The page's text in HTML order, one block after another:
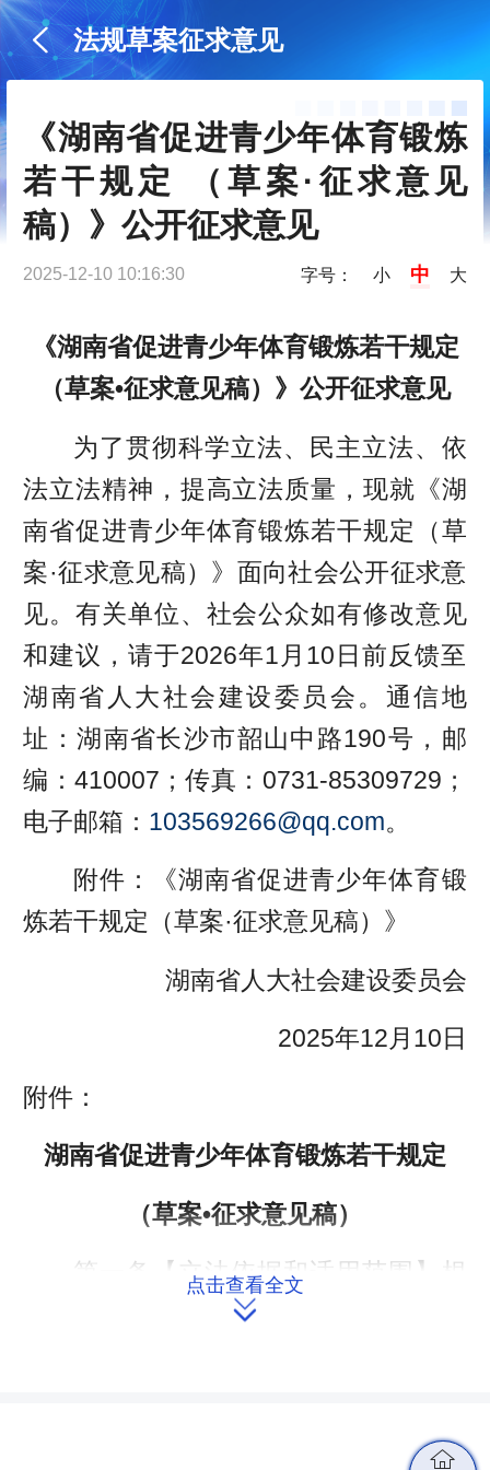
法规草案征求意见
《湖南省促进青少年体育锻炼
若干规定 （草案·征求意见
稿）》公开征求意见
2025-12-10 10:16:30 字号： 小 中 大
《湖南省促进青少年体育锻炼若干规定
（草案•征求意见稿）》公开征求意见
为了贯彻科学立法、民主立法、依
法立法精神，提高立法质量，现就《湖
南省促进青少年体育锻炼若干规定（草
案·征求意见稿）》面向社会公开征求意
见。有关单位、社会公众如有修改意见
和建议，请于2026年1月10日前反馈至
湖南省人大社会建设委员会。通信地
址：湖南省长沙市韶山中路190号，邮
编：410007；传真：0731-85309729；
电子邮箱： 103569266@qq.com。
附件：《湖南省促进青少年体育锻
炼若干规定（草案·征求意见稿）》
湖南省人大社会建设委员会
2025年12月10日
附件：
湖南省促进青少年体育锻炼若干规定
（草案•征求意见稿）
第一条【立法依据和适用范围】根
据《中华人民共和国体育法》《中华人
点击查看全文
